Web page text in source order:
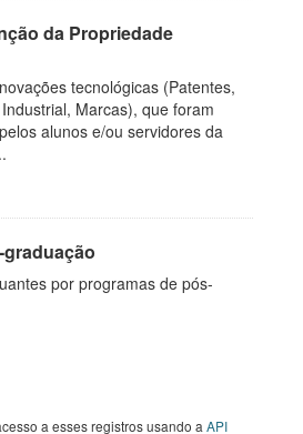
da Propriedade
tecnológicas (Patentes,
Marcas), que foram
alunos e/ou servidores da
por programas de pós-
a esses registros usando a API